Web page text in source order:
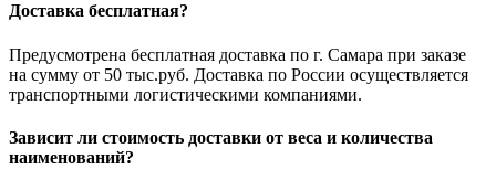
Доставка бесплатная?
Предусмотрена бесплатная доставка по г. Самара при заказе
на сумму от 50 тыс.руб. Доставка по России осуществляется
транспортными логистическими компаниями.
Зависит ли стоимость доставки от веса и количества
наименований?